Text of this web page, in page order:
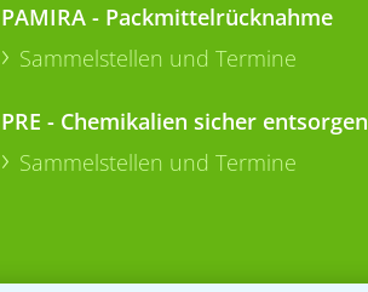
PAMIRA - Packmittelrücknahme
Sammelstellen und Termine
PRE - Chemikalien sicher entsorgen
Sammelstellen und Termine